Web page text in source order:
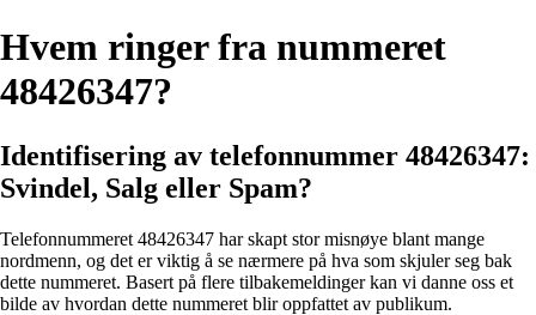
Hvem ringer fra nummeret
48426347?
Identifisering av telefonnummer 48426347:
Svindel, Salg eller Spam?
Telefonnummeret 48426347 har skapt stor misnøye blant mange
nordmenn, og det er viktig å se nærmere på hva som skjuler seg bak
dette nummeret. Basert på flere tilbakemeldinger kan vi danne oss et
bilde av hvordan dette nummeret blir oppfattet av publikum.